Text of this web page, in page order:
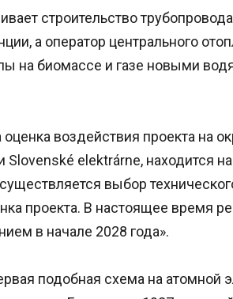
строительство
а оператор центрального
на биомассе и газе новыми
воздействия проекта на
elektrárne, находится
выбор
проекта. В настоящее время
в начале 2028 года».
подобная схема на атомной